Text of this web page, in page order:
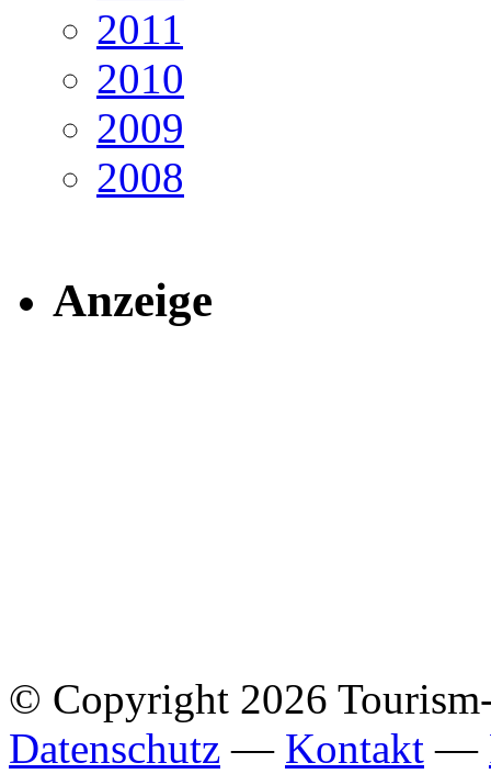
2011
2010
2009
2008
Anzeige
© Copyright 2026
Datenschutz — Kontakt —